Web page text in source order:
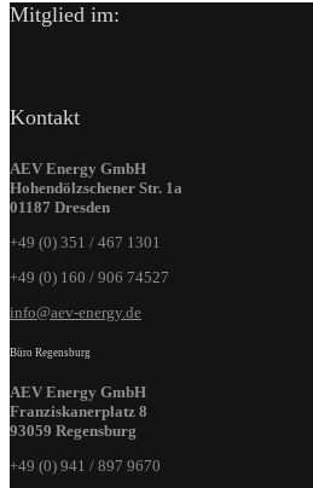
Mitglied im:
Kontakt
AEV Energy GmbH
Hohendölzschener Str. 1a
01187 Dresden
+49 (0) 351 / 467 1301
+49 (0) 160 / 906 74527
info@aev-energy.de
Büro Regensburg
AEV Energy GmbH
Franziskanerplatz 8
93059 Regensburg
+49 (0) 941 / 897 9670